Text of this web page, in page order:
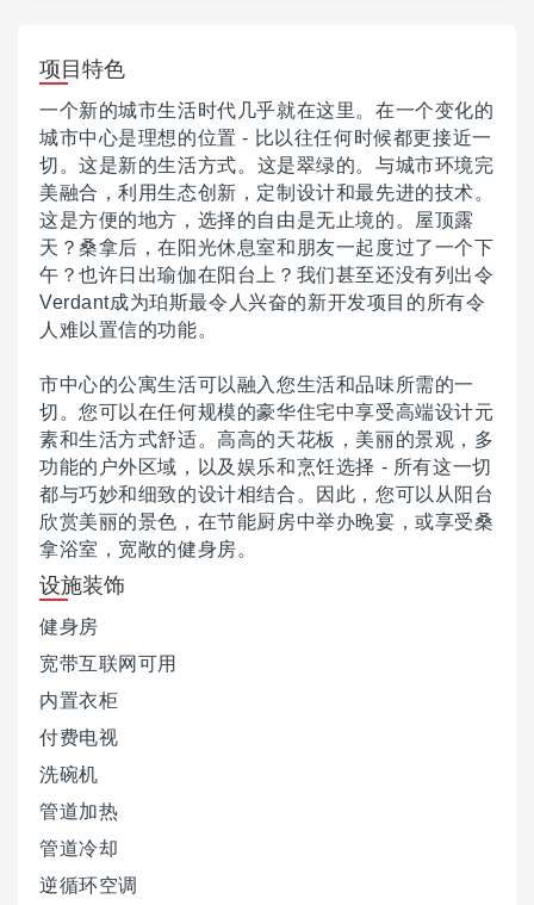
项目特色
一个新的城市生活时代几乎就在这里。在一个变化的
城市中心是理想的位置 - 比以往任何时候都更接近一
切。这是新的生活方式。 这是翠绿的。与城市环境完
美融合，利用生态创新，定制设计和最先进的技术。
这是方便的地方，选择的自由是无止境的。
屋顶露
天？桑拿后，在阳光休息室和朋友一起度过了一个下
午？也许日出瑜伽在阳台上？ 我们甚至还没有列出令
Verdant成为珀斯最令人兴奋的新开发项目的所有令
人难以置信的功能。
市中心的公寓生活可以融入您生活和品味所需的一
切。您可以在任何规模的豪华住宅中享受高端设计元
素和生活方式舒适。高高的天花板，美丽的景观，多
功能的户外区域，以及娱乐和烹饪选择 - 所有这一切
都与巧妙和细致的设计相结合。
因此，您可以从阳台
欣赏美丽的景色，在节能厨房中举办晚宴，或享受桑
拿浴室，宽敞的健身房。
设施装饰
健身房
宽带互联网可用
内置衣柜
付费电视
洗碗机
管道加热
管道冷却
逆循环空调